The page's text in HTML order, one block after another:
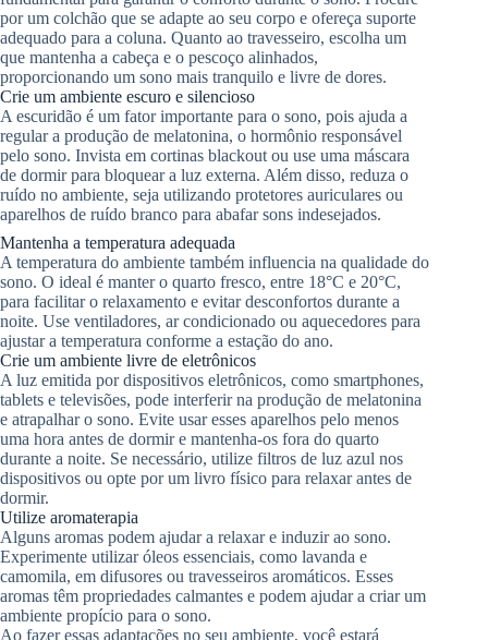
por um colchão que se adapte ao seu corpo e ofereça suporte
adequado para a coluna. Quanto ao travesseiro, escolha um
que mantenha a cabeça e o pescoço alinhados,
proporcionando um sono mais tranquilo e livre de dores.
Crie um ambiente escuro e silencioso
A escuridão é um fator importante para o sono, pois ajuda a
regular a produção de melatonina, o hormônio responsável
pelo sono. Invista em cortinas blackout ou use uma máscara
de dormir para bloquear a luz externa. Além disso, reduza o
ruído no ambiente, seja utilizando protetores auriculares ou
aparelhos de ruído branco para abafar sons indesejados.
Mantenha a temperatura adequada
A temperatura do ambiente também influencia na qualidade do
sono. O ideal é manter o quarto fresco, entre 18°C e 20°C,
para facilitar o relaxamento e evitar desconfortos durante a
noite. Use ventiladores, ar condicionado ou aquecedores para
ajustar a temperatura conforme a estação do ano.
Crie um ambiente livre de eletrônicos
A luz emitida por dispositivos eletrônicos, como smartphones,
tablets e televisões, pode interferir na produção de melatonina
e atrapalhar o sono. Evite usar esses aparelhos pelo menos
uma hora antes de dormir e mantenha-os fora do quarto
durante a noite. Se necessário, utilize filtros de luz azul nos
dispositivos ou opte por um livro físico para relaxar antes de
dormir.
Utilize aromaterapia
Alguns aromas podem ajudar a relaxar e induzir ao sono.
Experimente utilizar óleos essenciais, como lavanda e
camomila, em difusores ou travesseiros aromáticos. Esses
aromas têm propriedades calmantes e podem ajudar a criar um
ambiente propício para o sono.
Ao fazer essas adaptações no seu ambiente, você estará